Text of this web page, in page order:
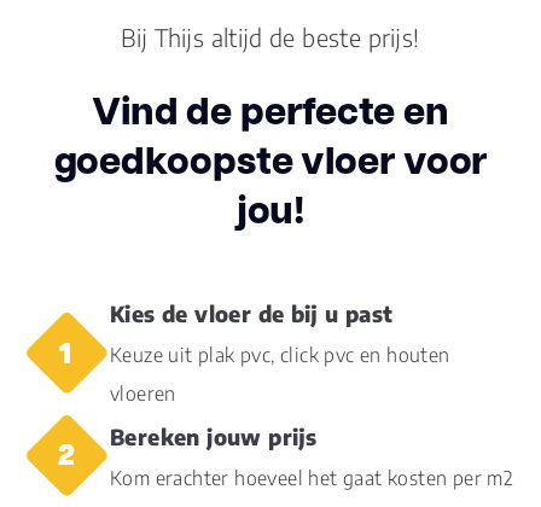
Dikte plank (mm) 15.0
Bij Thijs altijd de beste prijs!
Vind de perfecte en
goedkoopste vloer voor
jou!
Kies de vloer de bij u past
Keuze uit plak pvc, click pvc en houten
vloeren
Bereken jouw prijs
Kom erachter hoeveel het gaat kosten per m2